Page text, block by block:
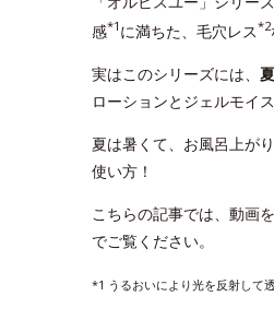
感*1 に満ちた、毛穴レス*2
実はこのシリーズには、
ローションとジェルモイ
夏は暑くて、お風呂上が
使い方！
こちらの記事では、動画
でご覧ください。
*1 うるおいにより光を反射して